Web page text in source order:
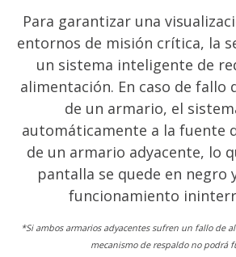
Para garantizar una
entornos de misión crítica, la
un sistema inteligente de
alimentación. En caso de fallo
de un armario, el
automáticamente a la fuente
de un armario adyacente, lo
pantalla se quede en negro
funcionamiento
*Si ambos armarios adyacentes sufren un fallo de
mecanismo de respaldo no podrá